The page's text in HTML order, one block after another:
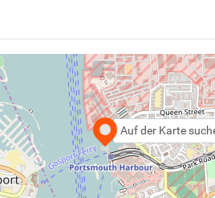
Auf der Karte